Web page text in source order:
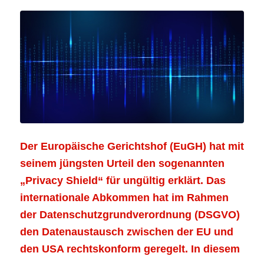
Der Europäische Gerichtshof (EuGH) hat mit
seinem jüngsten Urteil den sogenannten
„Privacy Shield“ für ungültig erklärt. Das
internationale Abkommen hat im Rahmen
der Datenschutzgrundverordnung (DSGVO)
den Datenaustausch zwischen der EU und
den USA rechtskonform geregelt. In diesem